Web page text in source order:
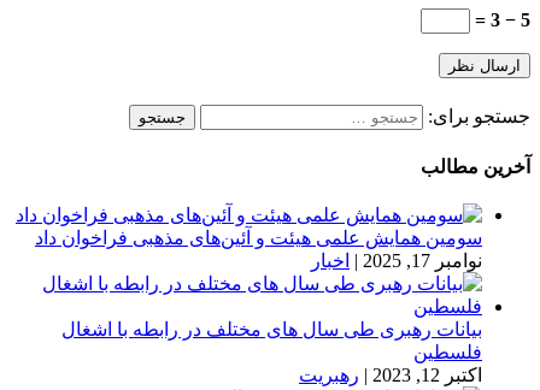
5 − 3 =
جستجو برای:
آخرین مطالب
سومین همایش علمی هیئت و آئین‌های مذهبی فراخوان داد
نوامبر 17, 2025
| اخبار
بیانات رهبری طی سال های مختلف در رابطه با اشغال
فلسطین
اکتبر 12, 2023
| رهبریت